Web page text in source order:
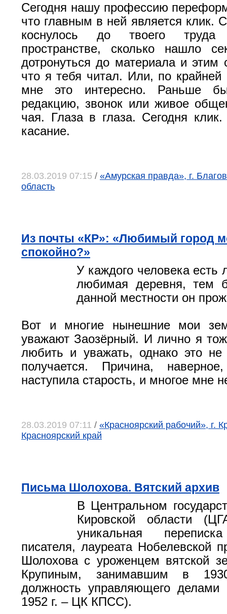
Сегодня нашу профессию
что главным в ней является клик.
коснулось до твоего
пространстве, сколько нашло
дотронуться до материала и этим
что я тебя читал. Или, по
мне это интересно. Раньше
редакцию, звонок или живое
чая. Глаза в глаза. Сегодня
касание.
28.03.2019 07:15 / «Амурская правда», г.
область
Из почты «КР»: «Любимый город
спокойно?»
У каждого человека есть
любимая деревня, тем
данной местности он
Вот и многие нынешние мои
уважают Заозёрный. И лично я
любить и уважать, однако это
получается. Причина,
наступила старость, и многое мне
28.03.2019 07:11 / «Красноярский рабочий», г.
Красноярский край
Письма Шолохова. Вятский архив
В Центральном
Кировской области
уникальная
писателя, лауреата Нобелевской
Шолохова с уроженцем вятской
Крупиным, занимавшим в
должность управляющего
1952 г. – ЦК КПСС).